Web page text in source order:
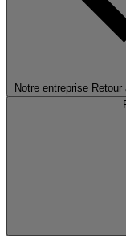
Notre entreprise